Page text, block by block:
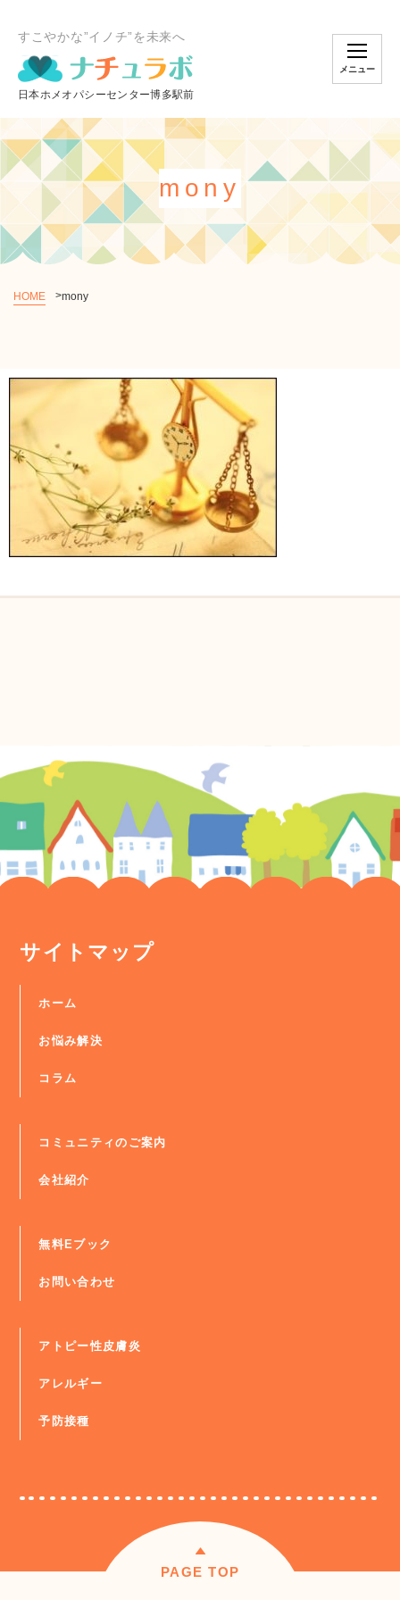
すこやかな”イノチ”を未来へ
ショッピング
メルマガ登録
自然派ママのコミュニティ
メニュー
mony
HOME mony
サイトマップ
ホーム
お悩み解決
コラム
コミュニティのご案内
会社紹介
無料Eブック
お問い合わせ
アトピー性皮膚炎
アレルギー
予防接種
PAGE TOP